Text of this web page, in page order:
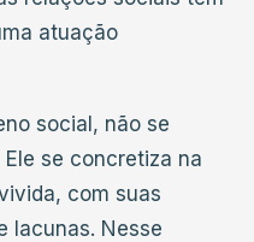
atuação
social, não se
se concretiza na
com suas
lacunas. Nesse